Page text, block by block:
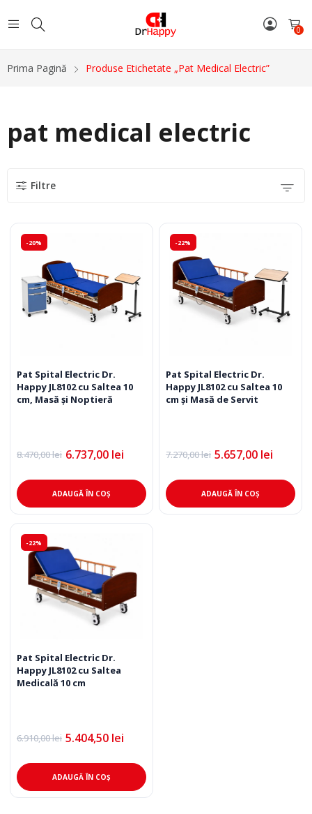
0
Prima Pagină Produse Etichetate „pat Medical Electric”
pat medical electric
Filtre
-20%
Pat Spital Electric Dr.
Happy JL8102 cu Saltea 10
cm, Masă și Noptieră
8.470,00lei
Prețul
a
fost:
8.470,00 lei.
6.737,00 lei
Prețul
este:
6.737,00 lei.ADAUGĂ ÎN COȘ
-22%
Pat Spital Electric Dr.
Happy JL8102 cu Saltea 10
cm și Masă de Servit
7.270,00lei
Prețul
a
fost:
7.270,00 lei.
5.657,00 lei
Prețul
este:
5.657,00 lei.ADAUGĂ ÎN COȘ
-22%
Pat Spital Electric Dr.
Happy JL8102 cu Saltea
Medicală 10 cm
6.910,00lei
Prețul
a
fost:
6.910,00 lei.
5.404,50 lei
Prețul
este:
5.404,50 lei.ADAUGĂ ÎN COȘ